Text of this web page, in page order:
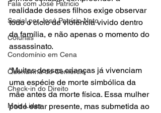
Fala com José Patrício
Social por José Patrício Neto
Colunas
Condomínio em Cena
Queridinha do Comércio
Check-in do Direito
Mais Lidas
realidade desses filhos exige observar
todo o ciclo de violência vivido dentro
da família, e não apenas o momento do
assassinato.
“Muitas dessas crianças já vivenciam
uma espécie de morte simbólica da
mãe antes da morte física. Essa mulher
pode estar presente, mas submetida ao